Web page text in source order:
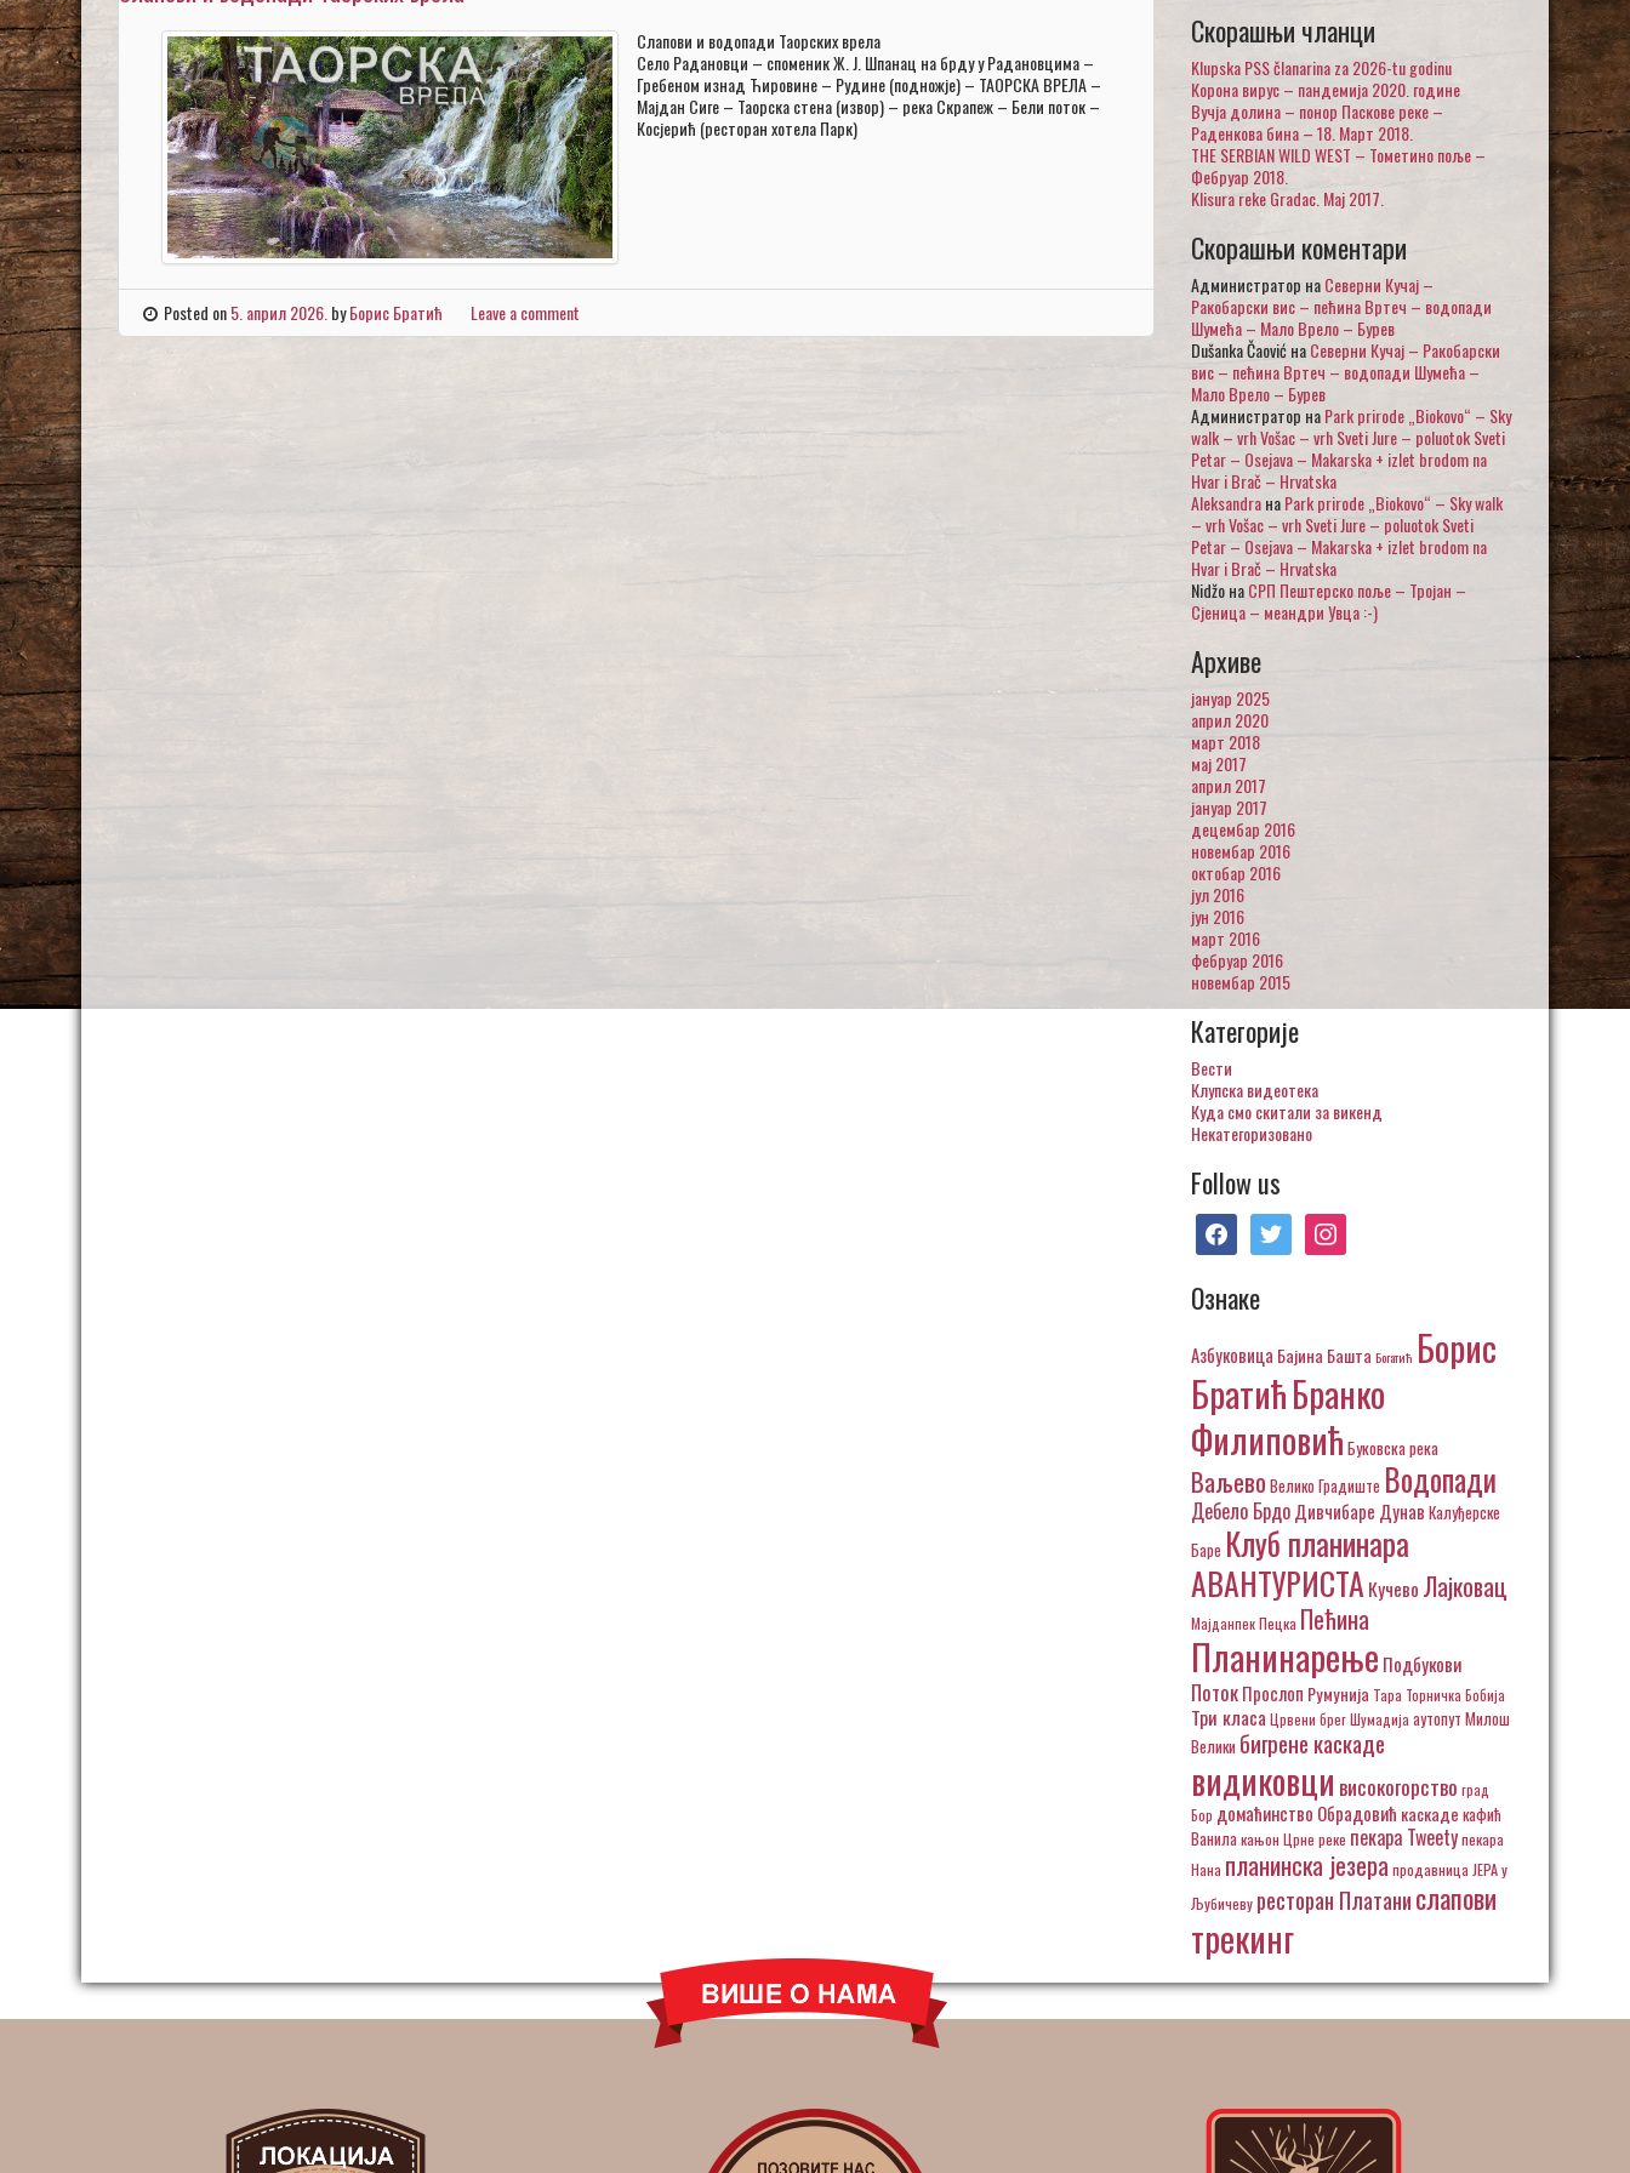
Слапови и водопади Таорских врела
Село Радановци – споменик Ж. Ј. Шпанац на брду у Радановцима –
Гребеном изнад Ћировине – Рудине (подножје) – ТАОРСКА ВРЕЛА –
Мајдан Сиге – Таорска стена (извор) – река Скрапеж – Бели поток –
Косјерић (ресторан хотела Парк)
Posted on5. април 2026. byБорис Братић Leave a comment
Скорашњи чланци
Klupska PSS članarina za 2026-tu godinu
Корона вирус – пандемија 2020. године
Вучја долина – понор Паскове реке –
Раденкова бина – 18. Март 2018.
THE SERBIAN WILD WEST – Тометино поље –
Фебруар 2018.
Klisura reke Gradac. Maj 2017.
Скорашњи коментари
Администратор наСеверни Кучај –
Ракобарски вис – пећина Вртеч – водопади
Шумећа – Мало Врело – Бурев
Dušanka ČaovićнаСеверни Кучај – Ракобарски
вис – пећина Вртеч – водопади Шумећа –
Мало Врело – Бурев
Администратор наPark prirode „Biokovo“ – Sky
walk – vrh Vošac – vrh Sveti Jure – poluotok Sveti
Petar – Osejava – Makarska + izlet brodom na
Hvar i Brač – Hrvatska
AleksandraнаPark prirode „Biokovo“ – Sky walk
– vrh Vošac – vrh Sveti Jure – poluotok Sveti
Petar – Osejava – Makarska + izlet brodom na
Hvar i Brač – Hrvatska
NidžoнаСРП Пештерско поље – Тројан –
Сјеница – меандри Увца :-)
Архиве
јануар 2025
април 2020
март 2018
мај 2017
април 2017
јануар 2017
децембар 2016
новембар 2016
октобар 2016
јул 2016
јун 2016
март 2016
фебруар 2016
новембар 2015
Категорије
Вести
Клупска видеотека
Куда смо скитали за викенд
Некатегоризовано
Follow us
facebooktwitter instagram
Ознаке
Азбуковица Бајина Башта Богатић Борис
БратићБранко
Филиповић Буковска река
Ваљево Велико Градиште Водопади
Дебело БрдоДивчибаре Дунав Калуђерске
Баре Клуб планинара
АВАНТУРИСТА Кучево Лајковац
МајданпекПецка Пећина
Планинарење Подбукови
ПотокПрослоп Румунија Тара Торничка Бобија
Три класа Црвени брегШумадија аутопут Милош
Велики бигрене каскаде
видиковци високогорство град
Бор домаћинство Обрадовић каскаде кафић
Ванила кањон Црне реке пекара Tweetyпекара
Нана планинска језера продавница ЈЕРА у
Љубичеву ресторан Платанислапови
трекинг